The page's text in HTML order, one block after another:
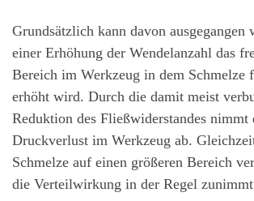
Grundsätzlich kann davon ausgegangen
einer Erhöhung der Wendelanzahl das
Bereich im Werkzeug in dem Schmelze
erhöht wird. Durch die damit meist
Reduktion des Fließwiderstandes nimmt
Druckverlust im Werkzeug ab.
Schmelze auf einen größeren Bereich
die Verteilwirkung in der Regel